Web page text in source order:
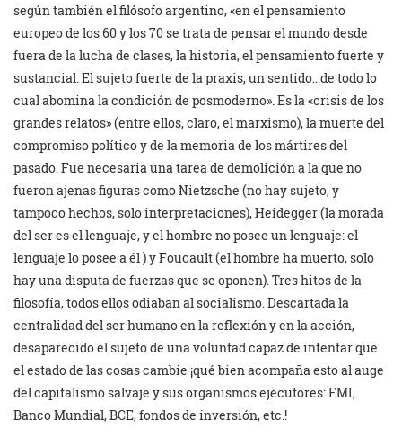
según también el filósofo argentino, «en el pensamiento
europeo de los 60 y los 70 se trata de pensar el mundo desde
fuera de la lucha de clases, la historia, el pensamiento fuerte y
sustancial. El sujeto fuerte de la praxis, un sentido…de todo lo
cual abomina la condición de posmoderno». Es la «crisis de los
grandes relatos» (entre ellos, claro, el marxismo), la muerte del
compromiso político y de la memoria de los mártires del
pasado. Fue necesaria una tarea de demolición a la que no
fueron ajenas figuras como Nietzsche (no hay sujeto, y
tampoco hechos, solo interpretaciones), Heidegger (la morada
del ser es el lenguaje, y el hombre no posee un lenguaje: el
lenguaje lo posee a él ) y Foucault (el hombre ha muerto, solo
hay una disputa de fuerzas que se oponen). Tres hitos de la
filosofía, todos ellos odiaban al socialismo. Descartada la
centralidad del ser humano en la reflexión y en la acción,
desaparecido el sujeto de una voluntad capaz de intentar que
el estado de las cosas cambie ¡qué bien acompaña esto al auge
del capitalismo salvaje y sus organismos ejecutores: FMI,
Banco Mundial, BCE, fondos de inversión, etc.!